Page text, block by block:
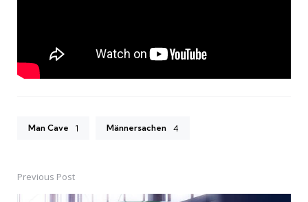
Man Cave 1 Männersachen 4
PostPrevious Post